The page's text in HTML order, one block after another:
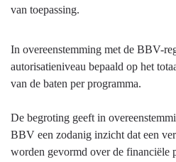
Algemene
voor
begroting
Algemene
grondslagen
van toepassing.
In overeenstemming met de BBV-
autorisatieniveau bepaald op het
van de baten per programma.
De begroting geeft in
BBV een zodanig inzicht dat een
worden gevormd over de financiële